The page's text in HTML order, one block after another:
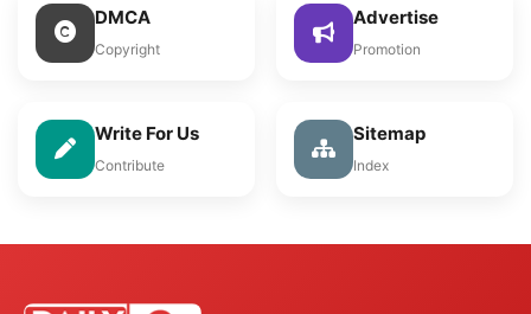
DMCA
Copyright
Advertise
Promotion
Write For Us
Contribute
Sitemap
Index